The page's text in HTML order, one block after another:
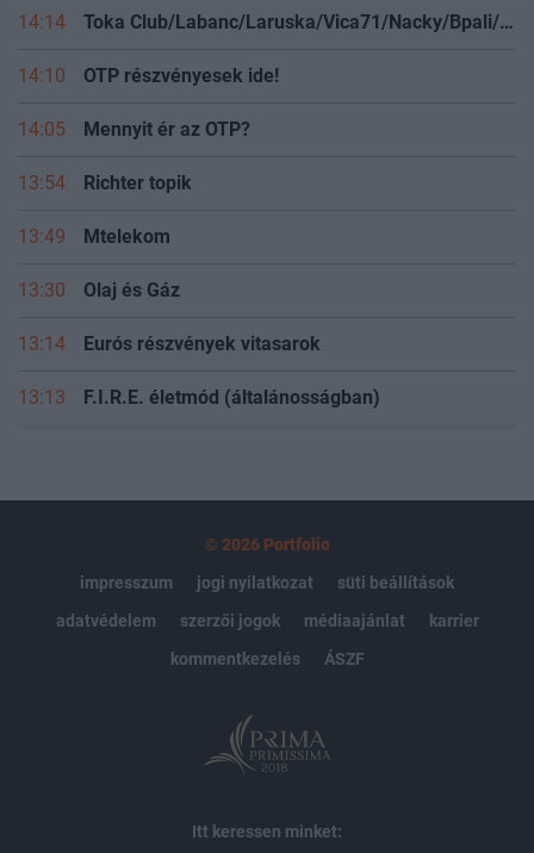
14:14 Toka Club/Labanc/Laruska/Vica71/Nacky/Bpali/Oldrider/Josefernando/Mcbull/Kawaszabi
14:10 OTP részvényesek ide!
14:05 Mennyit ér az OTP?
13:54 Richter topik
13:49 Mtelekom
13:30 Olaj és Gáz
13:14 Eurós részvények vitasarok
13:13 F.I.R.E. életmód (általánosságban)
© 2026 Portfolio
impresszum
jogi nyilatkozat
süti beállítások
adatvédelem
szerzői jogok médiaajánlat
karrier
kommentkezelés
ÁSZF
Itt keressen minket: